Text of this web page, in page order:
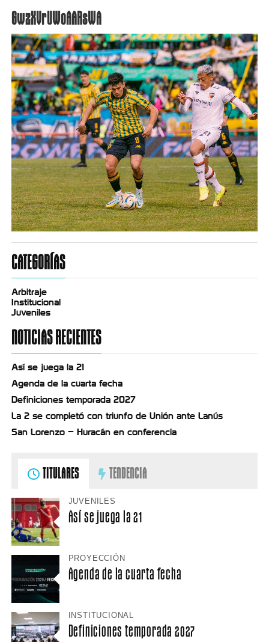
GwzXVrUWoAARsWA
CATEGORÍAS
Arbitraje
Institucional
Juveniles
NOTICIAS RECIENTES
Así se juega la 21
Agenda de la cuarta fecha
Definiciones temporada 2027
La 2 se completó con triunfo de Unión ante Lanús
San Lorenzo – Huracán en conferencia
TITULARES TENDENCIA
JUVENILES
Así se juega la 21
PROYECCIÓN
Agenda de la cuarta fecha
INSTITUCIONAL
Definiciones temporada 2027